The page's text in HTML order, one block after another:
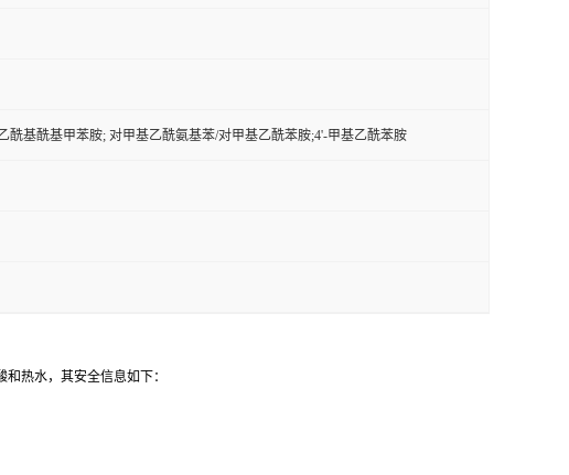
基酰基甲苯胺; 对甲基乙酰氨基苯/对甲基乙酰苯胺;4'-甲基乙酰苯胺
热水，其安全信息如下：